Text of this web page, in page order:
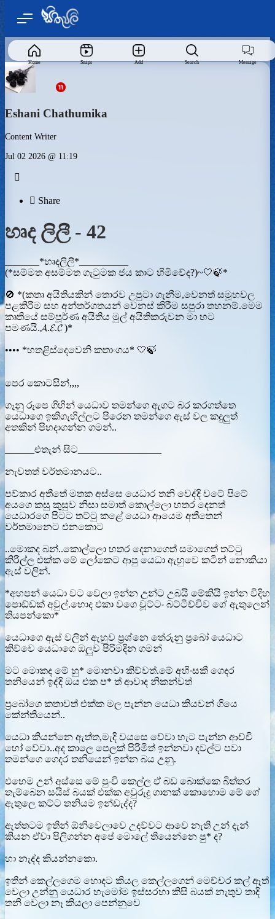
Home Snaps Add Search Message
Eshani Chathumika
Content Writer
Jul 02 2026 @ 11:19

 Share
හෘද ලිලී - 42
_______*හෘදලිලී*__________
(*සම්මත අසම්මත ගැටුමක ජය කාට හිමිවේද?)~🤍🍃*
🚫 *(කතෘ අයිතියකින් තොරව උපුටා ගැනීම,වෙනත් සමූහවල
පළකිරීම සහ අන්තර්ගතයන් වෙනස් කිරීම සපුරා තහනම්.මෙම
කෘතියේ සම්පූර්ණ අයිතිය මුල් අයිතිකරුවන මා හට
පමණයි.𝓐.𝓔.𝓒 )*
•••• *හතළිස්දෙවෙනි කතාංගය* 🤍🍃
පෙර කොටසින්,,,,
ගෑනු රූපෙ ගිහින් යෙධාව තමන්ගෙ ඇගට බර කරගත්තෙ
යෙධාගෙ ඉකිගැහිල්ලට පිරෙන තමන්ගෙ ඇස් වල කදුලුත්
අතකින් පිහදාගන්න ගමන්..
______එතැන් සිට_________________
නැවතත් වර්තමානයට..
පව්කාර අතීතේ මතක අස්සෙ යෙධාර තනි වෙද්දි වටේ පිටේ
අයගෙ කසු කුසුව නිසා සමාත් කොල්ලො හතර දෙනත්
යෙධාරගෙ පිටට තට්ටු කළේ යෙධා ආයෙම අතීතෙන්
වර්තමානෙට එනකොට
..මොකද බන්..කොල්ලො හතර දෙනාගෙත් සමාගෙත් තට්ටු
කිරිල්ල එක්ක මේ ලෝකෙට ආපු යෙධා ඇහුවෙ කටින් නොකියා
ඇස් වලින්.
*අහපන් යෙධා වට වෙලා ඉන්න උන්ට උබයි මේකියි ඉන්න විදිහ
පොඩ්ඩක් අවුල්.හොද එකා වගෙ චූට්ටං බට්ටිච්චිව ගේ ඇතුලෙන්
තියපන්කො*
යෙධාගෙ ඇස් වලින් ඇහුව ප්‍රශ්නෙ තේරුනු ප්‍රබෝ යෙධාට
කිව්වෙ යෙධාගෙ ඔලුව පිරිමදින ගමන්
මට මොකද මේ හු* මොනවා කිව්වත්.මේ අහිංසකී ගෙදර
තනියෙන් ඉද්දි ඔය එක ප* ත් ආවාද නිකන්වත්
ප්‍රබෝගෙ කතාවත් එක්ක මල පැන්න යෙධා කියවන් ගියෙ
කේන්තියෙන්..
යෙධා කියන්නෙ ඇත්ත,මැදි වයසෙ වේවා හැට පැන්න ආච්චි
හෝ වේවා..අද කාලෙ පෙලක් පිරිමිත් ඉන්නවා දවල්ට පවා
තමන්ගෙ ගෙදර තනියෙන් ඉන්න බය උනු.
එහෙම උන් අස්සෙ මේ පුංචි කෙල්ල ඒ බඩ බොක්කෙ බිත්තර
තැම්බෙන සයිස් බයක් එක්ක අවුරුදු ගානක් කොහොම මේ ගේ
ඇතුලෙ කට්ට තනියම ඉන්ඩැද්ද?
ඇත්තටම ඉතින් ඕනිවෙලාවෙ උදව්වට ආවෙ නැති උන් දැන්
කියන ඒවා පිලිගන්න අපේ මොලේ තියෙන්නෙ පු* ද?
හා නැද්ද කියන්නකො.
ඉතින් කෙල්ලගෙම හොදට කියල කෙල්ලගෙන් මෙච්චර කල් ඈත්
වෙලා උන්නු යෙධාර හැමෝම ඉස්සරහා කිසි බයක් නැතුව තාදි
තනි වෙලා නෑ කියලා පෙන්නුවෙ